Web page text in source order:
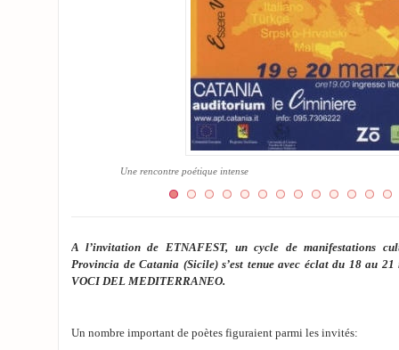
Une rencontre poétique intense
A l’invitation de ETNAFEST, un cycle de manifestations
Provincia de Catania (Sicile) s’est tenue avec éclat du 18 au
VOCI DEL MEDITERRANEO.
Un nombre important de poètes figuraient parmi les invités: